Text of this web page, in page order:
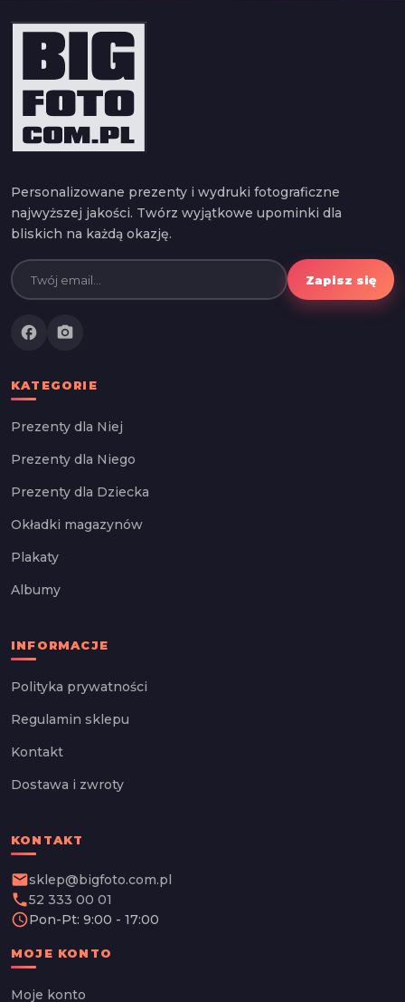
Personalizowane prezenty i wydruki fotograficzne
najwyższej jakości. Twórz wyjątkowe upominki dla
bliskich na każdą okazję.
Zapisz się
facebook photo_camera
KATEGORIE
Prezenty dla Niej
Prezenty dla Niego
Prezenty dla Dziecka
Okładki magazynów
Plakaty
Albumy
INFORMACJE
Polityka prywatności
Regulamin sklepu
Kontakt
Dostawa i zwroty
KONTAKT
emailsklep@bigfoto.com.pl
phone52 333 00 01
schedulePon-Pt: 9:00 - 17:00
MOJE KONTO
Moje konto